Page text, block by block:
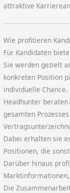
attraktive
Wie profitieren
Für Kandidaten
Sie werden gezielt
konkreten Position
individuelle Chance.
Headhunter
gesamten
Dabei erhalten sie
Positionen, die
Darüber hinaus
Die